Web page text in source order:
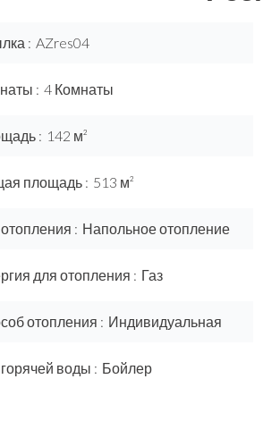
AZres04
4 Комнаты
142 м²
площадь 513 м²
Напольное отопление
для отопления Газ
отопления Индивидуальная
воды Бойлер